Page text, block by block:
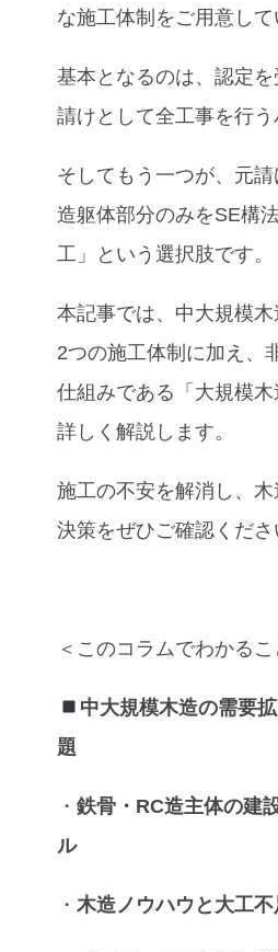
な施工体制をご用意して
基本となるのは、認定
請けとして全工事を行う
そしてもう一つが、元
造躯体部分のみをSE構
工」という選択肢です。
本記事では、中大規模
2つの施工体制に加え、
仕組みである「大規模
詳しく解説します。
施工の不安を解消し、
決策をぜひご確認くださ
＜このコラムでわかるこ
中大規模木造の需要
題
・鉄骨・RC造主体の建
ル
・木造ノウハウ と 大工不